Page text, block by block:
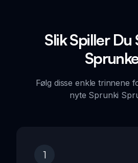
Slik Spiller Du
Følg disse enkle trinnene
nyte Sprunki
1